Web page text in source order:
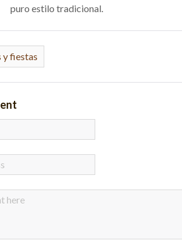
puro estilo tradicional.
y fiestas